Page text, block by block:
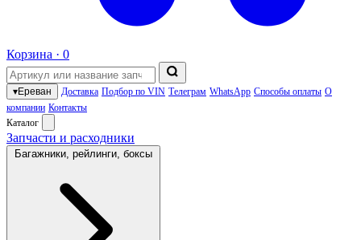
Корзина · 0
▾Ереван Доставка Подбор по VIN Телеграм WhatsApp Способы оплаты О
компании Контакты
Каталог
Запчасти и расходники
Багажники, рейлинги, боксы